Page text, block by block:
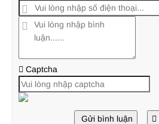
Captcha
Gửi bình luận